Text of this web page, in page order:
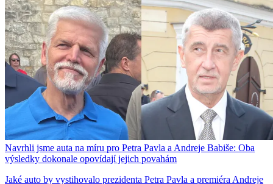
Navrhli jsme auta na míru pro Petra Pavla a Andreje Babiše: Oba
výsledky dokonale opovídají jejich povahám
Jaké auto by vystihovalo prezidenta Petra Pavla a premiéra Andreje